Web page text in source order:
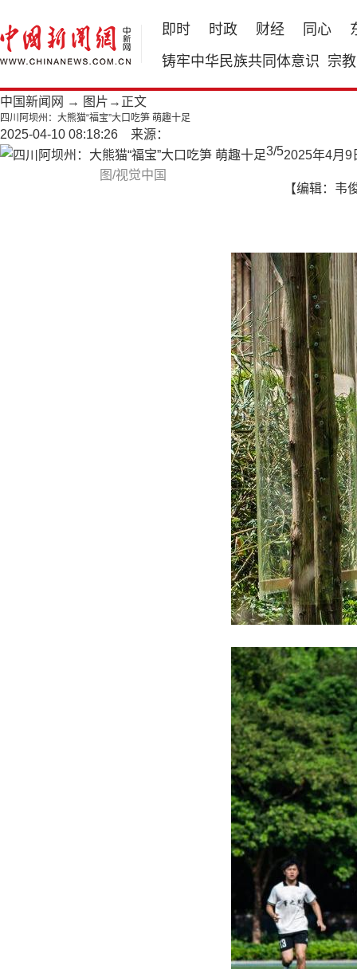
即时 时政 财经 同心
铸牢中华民族共同体意识 宗教
中国新闻网 → 图片 →正文
四川阿坝州：大熊猫“福宝”大口吃笋 萌趣十足
2025-04-10 08:18:26 来源：
图/视觉中国
3/52025年4月9
【编辑：韦